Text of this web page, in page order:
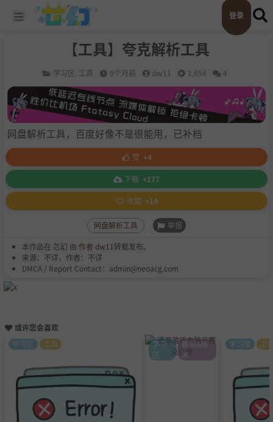
登录
【工具】夸克解析工具
学习区 工具 9个月前 dw11 1,654 4
网盘解析工具，百度好像不是很能用，已补档
赞 +4
下载 +177
收藏 +14
网盘解析工具 举报
本作品在 芯幻 由 作者 dw11 转载发布。
来源：不详，作者：不详
DMCA / Report Contact：admin@neoacg.com
或许您会喜欢
学习区 工具
学习
区
教程&技
术
学习区 工